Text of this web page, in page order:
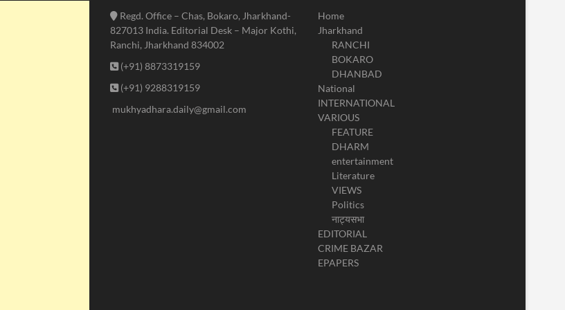
Regd. Office – Chas, Bokaro, Jharkhand-
827013 India. Editorial Desk – Major Kothi,
Ranchi, Jharkhand 834002
(+91) 8873319159
(+91) 9288319159
mukhyadhara.daily@gmail.com
Home
Jharkhand
RANCHI
BOKARO
DHANBAD
National
INTERNATIONAL
VARIOUS
FEATURE
DHARM
entertainment
Literature
VIEWS
Politics
नाट्यसभा
EDITORIAL
CRIME BAZAR
EPAPERS